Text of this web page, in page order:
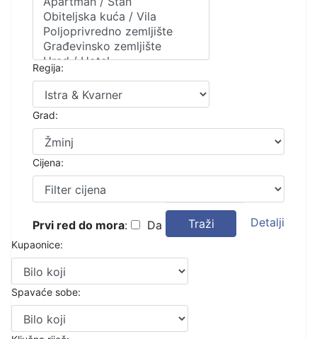
Regija:
Grad:
Cijena:
Prvi red do mora: Da Traži Detalji
Kupaonice:
Spavaće sobe: